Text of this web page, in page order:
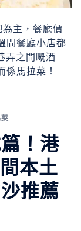
為主，餐廳價
間餐廳小店都
弄之間嘅酒
馬拉菜！
！港
本土
推薦